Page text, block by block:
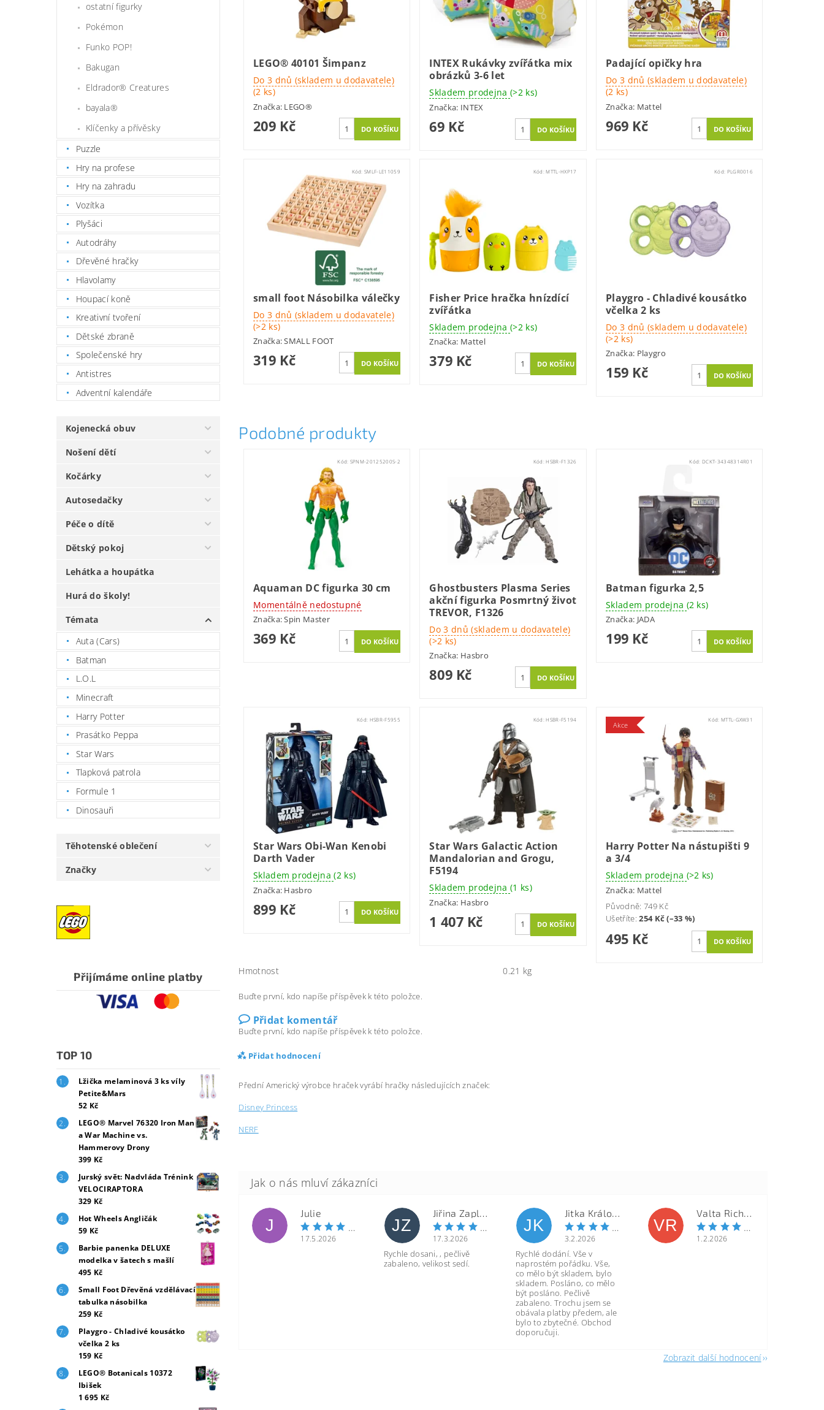
ostatní figurky
Pokémon
Funko POP!
Bakugan
Eldrador® Creatures
bayala®
Klíčenky a přívěsky
Puzzle
Hry na profese
Hry na zahradu
Vozítka
Plyšáci
Autodráhy
Dřevěné hračky
Hlavolamy
Houpací koně
Kreativní tvoření
Dětské zbraně
Společenské hry
Antistres
Adventní kalendáře
Kojenecká obuv
Nošení dětí
Kočárky
Autosedačky
Péče o dítě
Dětský pokoj
Lehátka a houpátka
Hurá do školy!
Témata
Auta (Cars)
Batman
L.O.L
Minecraft
Harry Potter
Prasátko Peppa
Star Wars
Tlapková patrola
Formule 1
Dinosauři
Těhotenské oblečení
Značky
Přijímáme online platby
TOP 10
Lžička melaminová 3 ks víly
Petite&Mars
52 Kč
LEGO® Marvel 76320 Iron Man
a War Machine vs.
Hammerovy Drony
399 Kč
Jurský svět: Nadvláda Trénink
VELOCIRAPTORA
329 Kč
Hot Wheels Angličák
59 Kč
Barbie panenka DELUXE
modelka v šatech s mašlí
495 Kč
Small Foot Dřevěná vzdělávací
tabulka násobilka
259 Kč
Playgro - Chladivé kousátko
včelka 2 ks
159 Kč
LEGO® Botanicals 10372
Ibišek
1 695 Kč
LEGO® 40101 Šimpanz
Do 3 dnů (skladem u dodavatele)
(2 ks)
Značka: LEGO®
209 Kč
INTEX Rukávky zvířátka mix
obrázků 3-6 let
Skladem prodejna (>2 ks)
Značka: INTEX
69 Kč
Padající opičky hra
Do 3 dnů (skladem u dodavatele)
(2 ks)
Značka: Mattel
969 Kč
Kód:SMLF-LE11059
small foot Násobilka válečky
Do 3 dnů (skladem u dodavatele)
(>2 ks)
Značka:SMALL FOOT
319 Kč
Kód:MTTL-HXP17
Fisher Price hračka hnízdící
zvířátka
Skladem prodejna (>2 ks)
Značka: Mattel
379 Kč
Kód: PLGR0016
Playgro - Chladivé kousátko
včelka 2 ks
Do 3 dnů (skladem u dodavatele)
(>2 ks)
Značka: Playgro
159 Kč
Podobné produkty
Kód: SPNM-20125200S-2
Aquaman DC figurka 30 cm
Momentálně nedostupné
Značka:Spin Master
369 Kč
Kód:HSBR-F1326
Ghostbusters Plasma Series
akční figurka Posmrtný život
TREVOR, F1326
Do 3 dnů (skladem u dodavatele)
(>2 ks)
Značka: Hasbro
809 Kč
Kód:DCKT-34348314R01
Batman figurka 2,5
Skladem prodejna (2 ks)
Značka: JADA
199 Kč
Kód: HSBR-F5955
Star Wars Obi-Wan Kenobi
Darth Vader
Skladem prodejna(2 ks)
Značka: Hasbro
899 Kč
Kód:HSBR-F5194
Star Wars Galactic Action
Mandalorian and Grogu,
F5194
Skladem prodejna (1 ks)
Značka: Hasbro
1 407 Kč
Akce
Kód: MTTL-GXW31
Harry Potter Na nástupišti 9
a 3/4
Skladem prodejna (>2 ks)
Značka: Mattel
Původně: 749 Kč
Ušetříte:254 Kč (–33 %)
495 Kč
Hmotnost 0.21 kg
Buďte první, kdo napíše příspěvek k této položce.
Přidat komentář
Buďte první, kdo napíše příspěvek k této položce.
Přidat hodnocení
Přední Americký výrobce hraček vyrábí hračky následujících značek:
Disney Princess
NERF
J
Julie
17.5.2026
JZ
17.3.2026
Rychle dosani, , pečlivě
zabaleno, velikost sedí.
JK
3.2.2026
Rychlé dodání. Vše v
naprostém pořádku. Vše,
co mělo být skladem, bylo
skladem. Posláno, co mělo
být posláno. Pečlivě
zabaleno. Trochu jsem se
obávala platby předem, ale
bylo to zbytečné. Obchod
doporučuji.
VR
1.2.2026
Zobrazit další hodnocení